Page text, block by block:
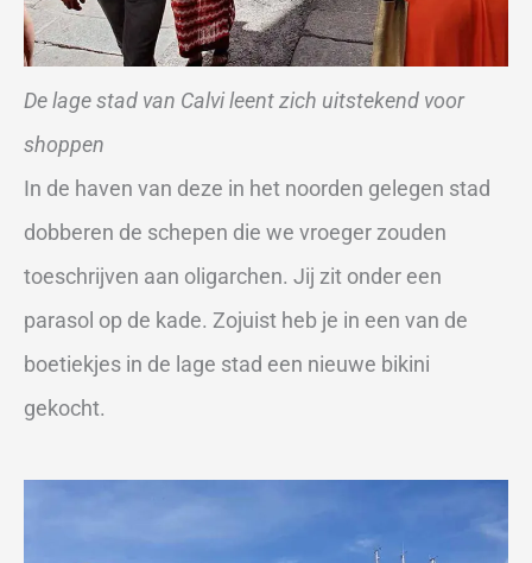
De lage stad van Calvi leent zich uitstekend voor
shoppen
In de haven van deze in het noorden gelegen stad
dobberen de schepen die we vroeger zouden
toeschrijven aan oligarchen. Jij zit onder een
parasol op de kade. Zojuist heb je in een van de
boetiekjes in de lage stad een nieuwe bikini
gekocht.